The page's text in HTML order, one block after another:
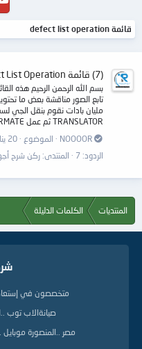
قائمة defect list operation
(7) قائمة Defect List Operation
بسم الله الرحمن الرحيم هذه
مليان بادات نقوم بنقل الجي
TRANSLATOR ثم عمل L FORMATE أو REWRITE SERVO في...
NOOOOR
الموضوع 20 يناير 2010
الردود: 7
المنتدى: ركن شرح
المنتديات الكلمات الدليلة
متخصصون في إستعادة
صيانةالاب توب
مصر ..المنصورة موبايل ..واتس آب